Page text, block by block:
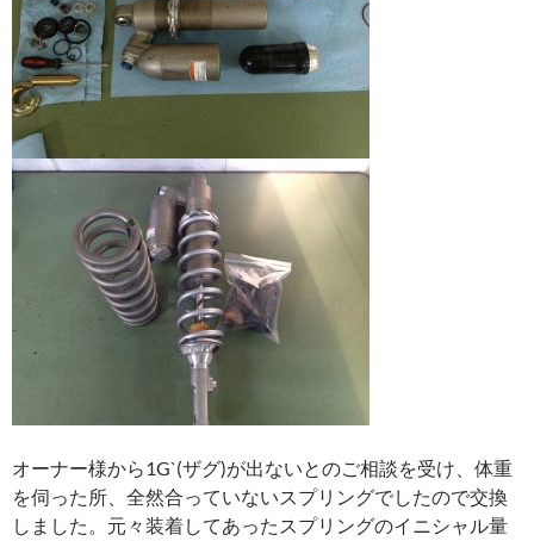
オーナー様から1G`(ザグ)が出ないとのご相談を受け、体重
を伺った所、全然合っていないスプリングでしたので交換
しました。元々装着してあったスプリングのイニシャル量